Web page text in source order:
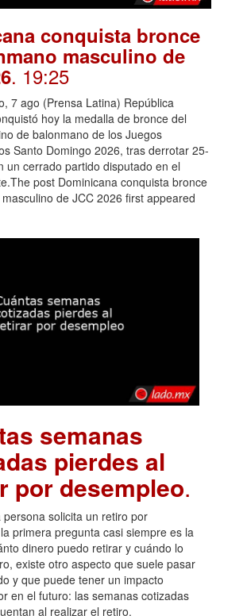
conquista bronce
masculino de
. 19:25
7 ago (Prensa Latina) República
hoy la medalla de bronce del
de balonmano de los Juegos
Santo Domingo 2026, tras derrotar 25-
un cerrado partido disputado en el
post Dominicana conquista bronce
de JCC 2026 first appeared
semanas
pierdes al
por desempleo.
persona solicita un retiro por
primera pregunta casi siempre es la
dinero puedo retirar y cuándo lo
existe otro aspecto que suele pasar
y que puede tener un impacto
en el futuro: las semanas cotizadas
al realizar el retiro.